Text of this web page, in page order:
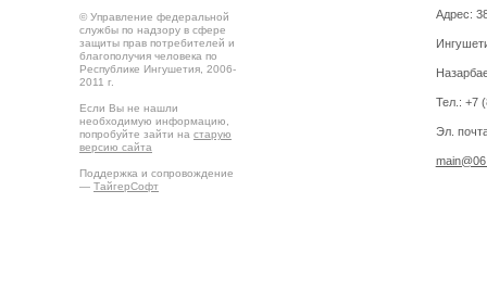
© Управление федеральной
службы по надзору в сфере
защиты прав потребителей и
благополучия человека по
Республике Ингушетия, 2006-
2011 г.
Если Вы не нашли
необходимую информацию,
попробуйте зайти на старую
версию сайта
Поддержка и сопровождение
— ТайгерСофт
Адрес:
Тел.: +7
Эл.